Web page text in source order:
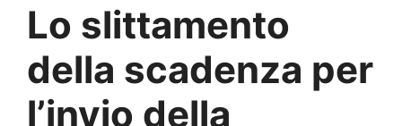
Lo slittamento
della scadenza per
l’invio della